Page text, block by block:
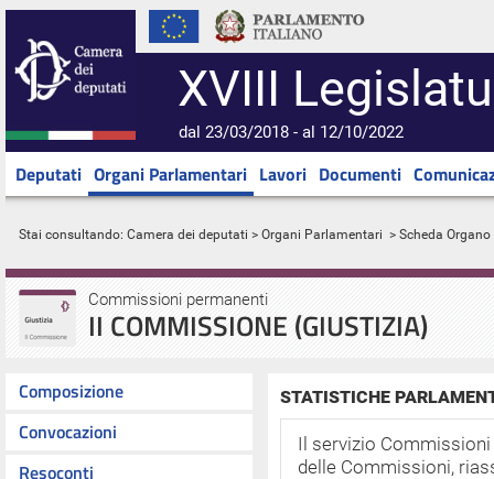
XVIII
dal 23/03/2018 - al 12/10/2022
Deputati Organi Parlamentari Lavori Documenti
Stai consultando: Camera dei deputati > Organi Parlamentari > Scheda Organo
Commissioni permanenti
II COMMISSIONE (GIUSTIZIA)
Composizione
Convocazioni
Resoconti
STATISTICHE
Il servizio Commissioni
delle Commissioni,